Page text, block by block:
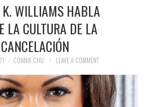
K. WILLIAMS HABLA
LA CULTURA DE LA
CANCELACIÓN
CONNIE CHU LEAVE A COMMENT